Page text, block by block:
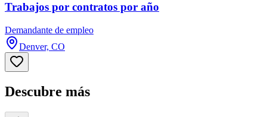
Trabajos por contratos por año
Demandante de empleo
Denver, CO
Descubre más